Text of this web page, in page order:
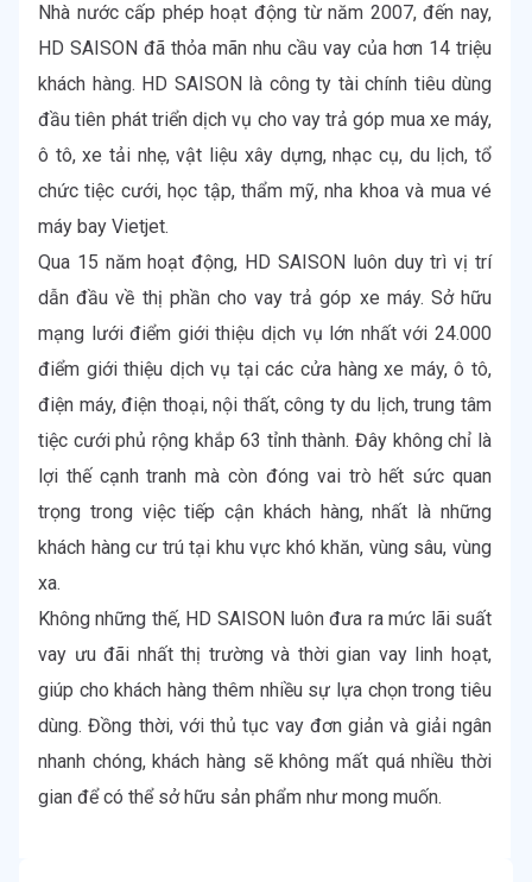
Nhà nước cấp phép hoạt động từ năm 2007, đến nay,
HD SAISON đã thỏa mãn nhu cầu vay của hơn 14 triệu
khách hàng. HD SAISON là công ty tài chính tiêu dùng
đầu tiên phát triển dịch vụ cho vay trả góp mua xe máy,
ô tô, xe tải nhẹ, vật liệu xây dựng, nhạc cụ, du lịch, tổ
chức tiệc cưới, học tập, thẩm mỹ, nha khoa và mua vé
máy bay Vietjet.
Qua 15 năm hoạt động, HD SAISON luôn duy trì vị trí
dẫn đầu về thị phần cho vay trả góp xe máy. Sở hữu
mạng lưới điểm giới thiệu dịch vụ lớn nhất với 24.000
điểm giới thiệu dịch vụ tại các cửa hàng xe máy, ô tô,
điện máy, điện thoại, nội thất, công ty du lịch, trung tâm
tiệc cưới phủ rộng khắp 63 tỉnh thành. Đây không chỉ là
lợi thế cạnh tranh mà còn đóng vai trò hết sức quan
trọng trong việc tiếp cận khách hàng, nhất là những
khách hàng cư trú tại khu vực khó khăn, vùng sâu, vùng
xa.
Không những thế, HD SAISON luôn đưa ra mức lãi suất
vay ưu đãi nhất thị trường và thời gian vay linh hoạt,
giúp cho khách hàng thêm nhiều sự lựa chọn trong tiêu
dùng. Đồng thời, với thủ tục vay đơn giản và giải ngân
nhanh chóng, khách hàng sẽ không mất quá nhiều thời
gian để có thể sở hữu sản phẩm như mong muốn.